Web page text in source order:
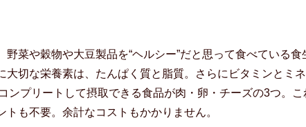
菜や穀物や大豆製品を“ヘルシー”だと思って食べている食
切な栄養素は、たんぱく質と脂質。さらにビタミンとミネ
ンプリートして摂取できる食品が肉・卵・チーズの3つ。こ
も不要。余計なコストもかかりません。